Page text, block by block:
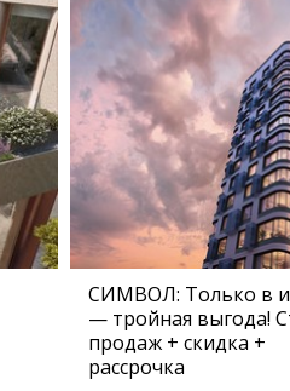
СИМВОЛ: Только в
— тройная выгода!
продаж + скидка +
рассрочка